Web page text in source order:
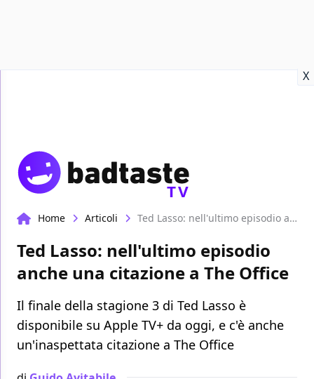
X
TV
Home Articoli Ted Lasso: nell'ultimo episodio anche una citazione a The Office
Ted Lasso: nell'ultimo episodio
anche una citazione a The Office
Il finale della stagione 3 di Ted Lasso è
disponibile su Apple TV+ da oggi, e c'è anche
un'inaspettata citazione a The Office